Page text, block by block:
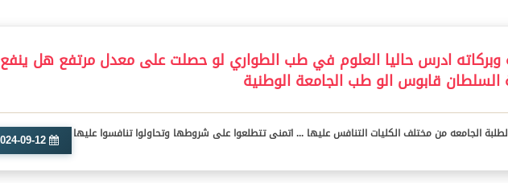
وبركاته ادرس حاليا العلوم في طب الطواري لو حصلت على معدل مرتفع هل ينفع
السلطان قابوس الو طب الجامعة الوطنية
الجامعه من مختلف الكليات التنافس عليها ... اتمنى تتطلعوا على شروطها وتحاولوا تنافسوا عليها